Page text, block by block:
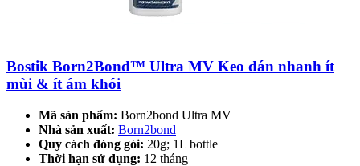
Bostik Born2Bond™ Ultra MV Keo dán nhanh ít
mùi & ít ám khói
Mã sản phẩm: Born2bond Ultra MV
Nhà sản xuất: Born2bond
Quy cách đóng gói: 20g; 1L bottle
Thời hạn sử dụng: 12 tháng